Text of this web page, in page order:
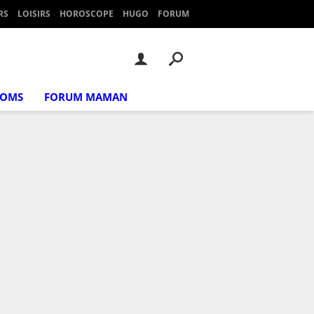
LOISIRS HOROSCOPE HUGO FORUM
FORUM MAMAN